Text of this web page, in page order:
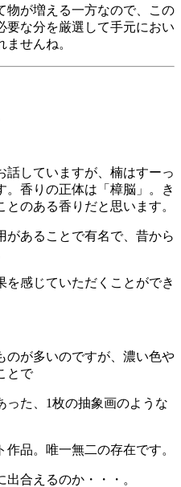
物が増える一方なので、この
要な分を厳選して手元におい
せんね。
話していますが、楠はすーっ
。香りの正体は「樟脳」。き
のある香りだと思います。
があることで有名で、昔から
を感じていただくことができ
のが多いのですが、濃い色や
とで
った、1枚の抽象画のような
品。唯一無二の存在です。
合えるのか・・・。